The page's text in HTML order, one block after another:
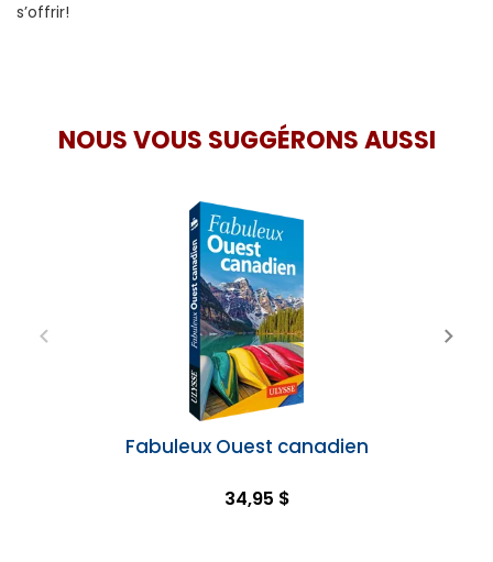
s’offrir!
NOUS VOUS SUGGÉRONS AUSSI
Fabuleux Ouest canadien
34,95 $